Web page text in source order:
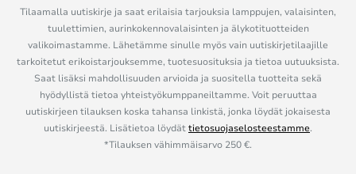
Tilaamalla uutiskirje ja saat erilaisia tarjouksia lamppujen, valaisinten,
tuulettimien, aurinkokennovalaisinten ja älykotituotteiden
valikoimastamme. Lähetämme sinulle myös vain uutiskirjetilaajille
tarkoitetut erikoistarjouksemme, tuotesuosituksia ja tietoa uutuuksista.
Saat lisäksi mahdollisuuden arvioida ja suositella tuotteita sekä
hyödyllistä tietoa yhteistyökumppaneiltamme. Voit peruuttaa
uutiskirjeen tilauksen koska tahansa linkistä, jonka löydät jokaisesta
uutiskirjeestä. Lisätietoa löydättietosuojaselosteestamme.
*Tilauksen vähimmäisarvo 250 €.